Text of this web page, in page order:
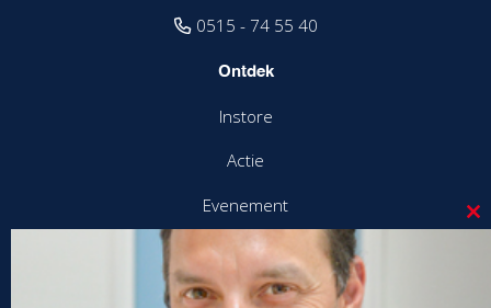
0515 - 74 55 40
Ontdek
Instore
Actie
Evenement
Siersema
Over